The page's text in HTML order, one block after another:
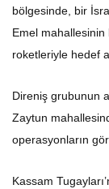
bölgesinde, bir
Emel mahallesinin
roketleriyle hedef
Direniş grubunun
Zaytun
operasyonların
Kassam